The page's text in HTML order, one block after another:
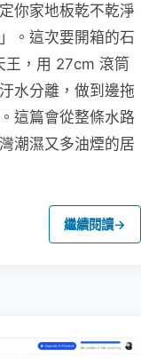
你家地板乾不乾淨
。這次要開箱的石
王，用 27cm 滾筒
水分離，做到邊拖
這篇會從整條水路
潮濕又多油煙的居
繼續閱讀→